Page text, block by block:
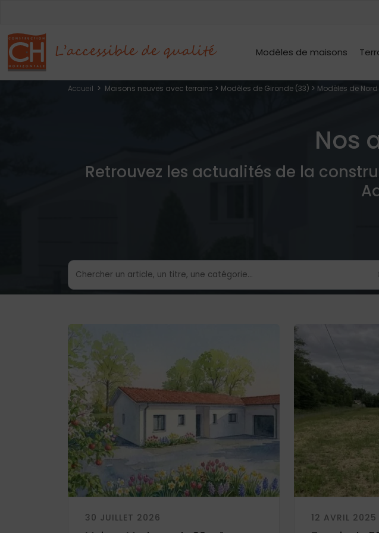
Modèles de maisons
Accueil > Maisons neuves avec terrains > Modèles de Gironde (33) > Modèles de
Nos
Retrouvez les actualités de la
30 JUILLET 2026 12 AVRIL 2025